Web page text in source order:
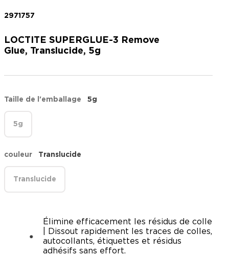
2971757
LOCTITE SUPERGLUE-3 Remove
Glue, Translucide, 5g
Taille de l'emballage 5g
5g
couleur Translucide
Translucide
Élimine efficacement les résidus de colle
| Dissout rapidement les traces de colles,
autocollants, étiquettes et résidus
adhésifs sans effort.